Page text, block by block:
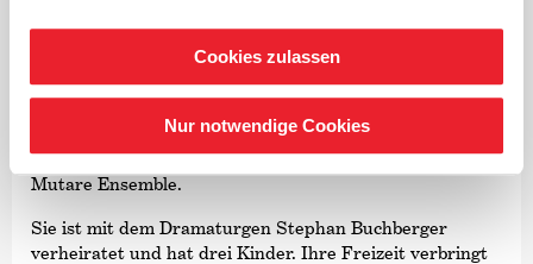
Cookies zulassen
Nur notwendige Cookies
Konservatorium in Frankfurt und leitet das
Konservatoriumsorchester. Außerdem hat sie einen
Lehrauftrag für Orchesterleitung und Violinmethodik an
Frankfurt. Als Kammermusikpartnerin für Konzerte und
Rundfunkaufnahmen spielt sie regelmäßig mit dem
Mutare Ensemble.
Sie ist mit dem Dramaturgen Stephan Buchberger
verheiratet und hat drei Kinder. Ihre Freizeit verbringt